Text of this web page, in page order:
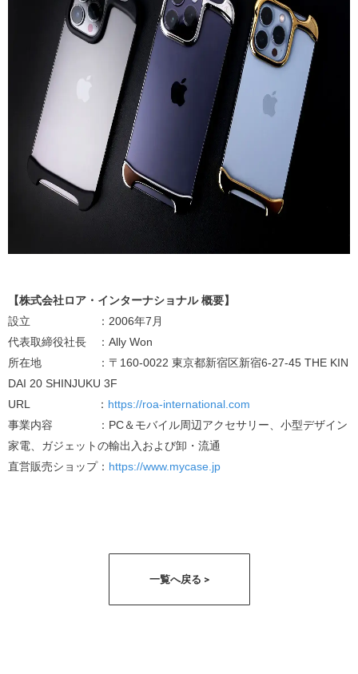
【株式会社ロア・インターナショナル 概要】
設立 ：2006年7月
代表取締役社長 ：Ally Won
所在地 ：〒160-0022 東京都新宿区新宿6-27-45 THE KIN
DAI 20 SHINJUKU 3F
URL ： https://roa-international.com
事業内容 ：PC＆モバイル周辺アクセサリー、小型デザイン
家電、ガジェットの輸出入および卸・流通
直営販売ショップ： https://www.mycase.jp
一覧へ戻る >